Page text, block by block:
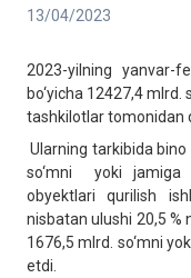
13/04/2023
2023-yilning yanvar-
bo‘yicha 12427,4
tashkilotlar tomonidan
Ularning tarkibida bino
so‘mni yoki jamiga
obyektlari qurilish
nisbatan ulushi 20,5 %
1676,5 mlrd. so‘mni
etdi.